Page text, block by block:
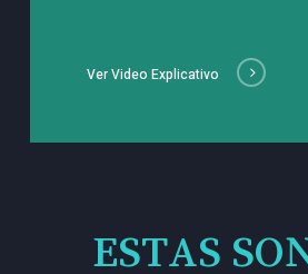
Ver Video Explicativo
ESTAS